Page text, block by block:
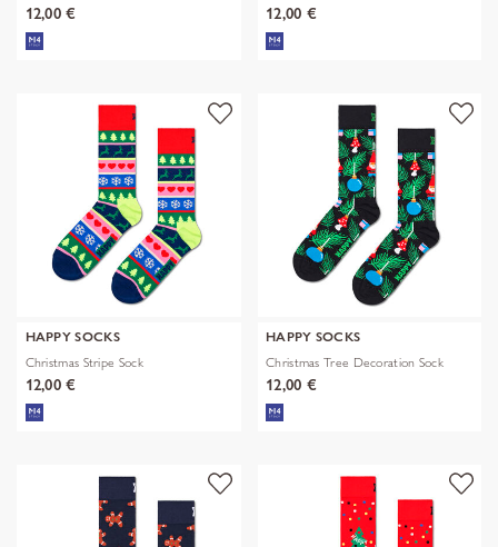
12,00 € 12,00 €
HAPPY SOCKS
Christmas Stripe Sock
12,00 €
HAPPY SOCKS
Christmas Tree Decoration Sock
12,00 €